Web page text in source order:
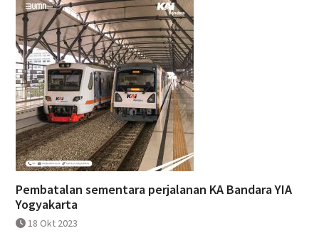
Pembatalan sementara perjalanan KA Bandara YIA
Yogyakarta
18 Okt 2023